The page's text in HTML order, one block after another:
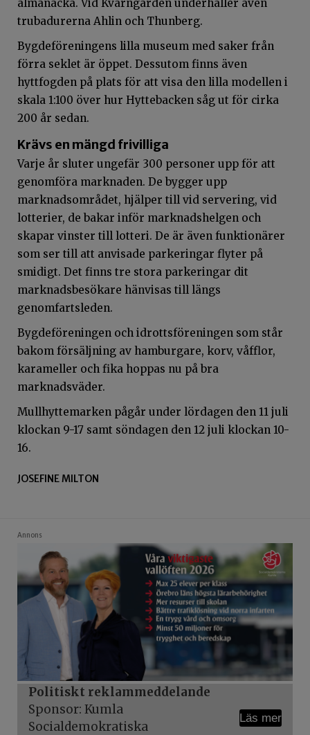
almanacka. Vid Kvarngården underhåller även
trubadurerna Ahlin och Thunberg.
Bygdeföreningens lilla museum med saker från
förra seklet är öppet. Dessutom finns även
hyttfogden på plats för att visa den lilla modellen i
skala 1:100 över hur Hyttebacken såg ut för cirka
200 år sedan.
Krävs en mängd frivilliga
Varje år sluter ungefär 300 personer upp för att
genomföra marknaden. De bygger upp
marknadsområdet, hjälper till vid servering, vid
lotterier, de bakar inför marknadshelgen och
skapar vinster till lotteri. De är även funktionärer
som ser till att anvisade parkeringar flyter på
smidigt. Det finns tre stora parkeringar dit
marknadsbesökare hänvisas till längs
genomfartsleden.
Bygdeföreningen och idrottsföreningen som står
bakom försäljning av hamburgare, korv, våfflor,
karameller och fika hoppas nu på bra
marknadsväder.
Mullhyttemarken pågår under lördagen den 11 juli
klockan 9-17 samt söndagen den 12 juli klockan 10-
16.
JOSEFINE MILTON
Annons
Politiskt reklammeddelande
Sponsor: Kumla
Socialdemokratiska
Läs mer